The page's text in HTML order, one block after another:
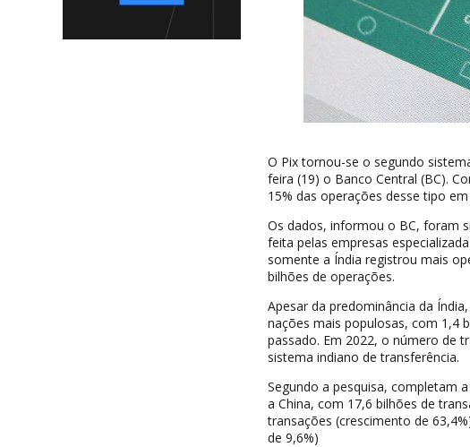
O Pix tornou-se o segundo
feira (19) o Banco Central (BC).
15% das operações desse tipo
Os dados, informou o BC, foram
feita pelas empresas
somente a Índia registrou mais
bilhões de operações.
Apesar da predominância da
nações mais populosas, com 1,4
passado. Em 2022, o número de
sistema indiano de transferência.
Segundo a pesquisa, completam
a China, com 17,6 bilhões de
transações (crescimento de
de 9,6%)